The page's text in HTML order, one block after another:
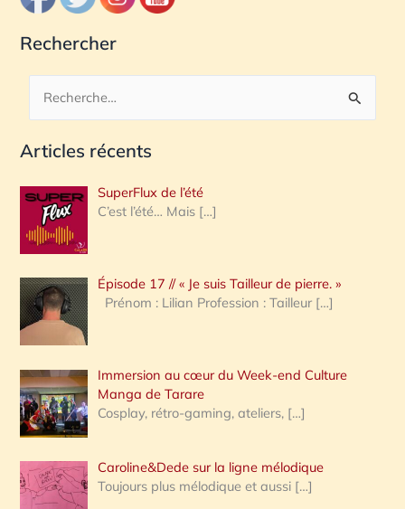
Rechercher
c
e
r
c
h
e
:
Articles récents
SuperFlux de l’été
C’est l’été… Mais […]
Épisode 17 // « Je suis Tailleur de pierre. »
Prénom : Lilian Profession : Tailleur […]
Immersion au cœur du Week-end Culture
Manga de Tarare
Cosplay, rétro-gaming, ateliers, […]
Caroline&Dede sur la ligne mélodique
Toujours plus mélodique et aussi […]